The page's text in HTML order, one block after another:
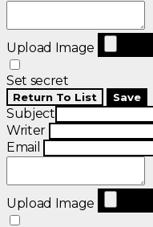
Upload Image
Set secret
Return To List Save
Subject
Writer
Email
Upload Image